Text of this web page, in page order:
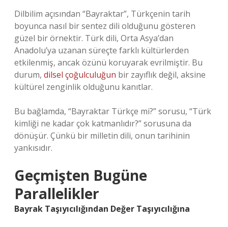
Dilbilim açısından “Bayraktar”, Türkçenin tarih
boyunca nasıl bir sentez dili olduğunu gösteren
güzel bir örnektir. Türk dili, Orta Asya’dan
Anadolu’ya uzanan süreçte farklı kültürlerden
etkilenmiş, ancak özünü koruyarak evrilmiştir. Bu
durum, dilsel çoğulculuğun bir zayıflık değil, aksine
kültürel zenginlik olduğunu kanıtlar.
Bu bağlamda, “Bayraktar Türkçe mi?” sorusu, “Türk
kimliği ne kadar çok katmanlıdır?” sorusuna da
dönüşür. Çünkü bir milletin dili, onun tarihinin
yankısıdır.
Geçmişten Bugüne
Parallelikler
Bayrak Taşıyıcılığından Değer Taşıyıcılığına